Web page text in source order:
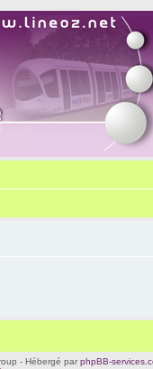
- Hébergé par phpBB-